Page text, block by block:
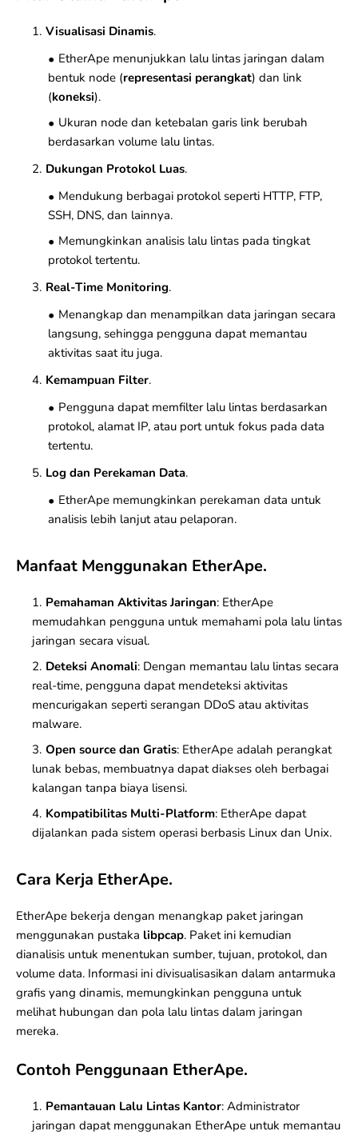
Visualisasi Dinamis.
EtherApe menunjukkan lalu lintas jaringan dalam
bentuk node (representasi perangkat) dan link
(koneksi).
Ukuran node dan ketebalan garis link berubah
berdasarkan volume lalu lintas.
Dukungan Protokol Luas.
Mendukung berbagai protokol seperti HTTP, FTP,
SSH, DNS, dan lainnya.
Memungkinkan analisis lalu lintas pada tingkat
protokol tertentu.
Real-Time Monitoring.
Menangkap dan menampilkan data jaringan secara
langsung, sehingga pengguna dapat memantau
aktivitas saat itu juga.
Kemampuan Filter.
Pengguna dapat memfilter lalu lintas berdasarkan
protokol, alamat IP, atau port untuk fokus pada data
tertentu.
Log dan Perekaman Data.
EtherApe memungkinkan perekaman data untuk
analisis lebih lanjut atau pelaporan.
Manfaat Menggunakan EtherApe.
Pemahaman Aktivitas Jaringan: EtherApe
memudahkan pengguna untuk memahami pola lalu lintas
jaringan secara visual.
Deteksi Anomali: Dengan memantau lalu lintas secara
real-time, pengguna dapat mendeteksi aktivitas
mencurigakan seperti serangan DDoS atau aktivitas
malware.
Open source dan Gratis: EtherApe adalah perangkat
lunak bebas, membuatnya dapat diakses oleh berbagai
kalangan tanpa biaya lisensi.
Kompatibilitas Multi-Platform: EtherApe dapat
dijalankan pada sistem operasi berbasis Linux dan Unix.
Cara Kerja EtherApe.
EtherApe bekerja dengan menangkap paket jaringan
menggunakan pustaka libpcap. Paket ini kemudian
dianalisis untuk menentukan sumber, tujuan, protokol, dan
volume data. Informasi ini divisualisasikan dalam antarmuka
grafis yang dinamis, memungkinkan pengguna untuk
melihat hubungan dan pola lalu lintas dalam jaringan
mereka.
Contoh Penggunaan EtherApe.
Pemantauan Lalu Lintas Kantor: Administrator
jaringan dapat menggunakan EtherApe untuk memantau